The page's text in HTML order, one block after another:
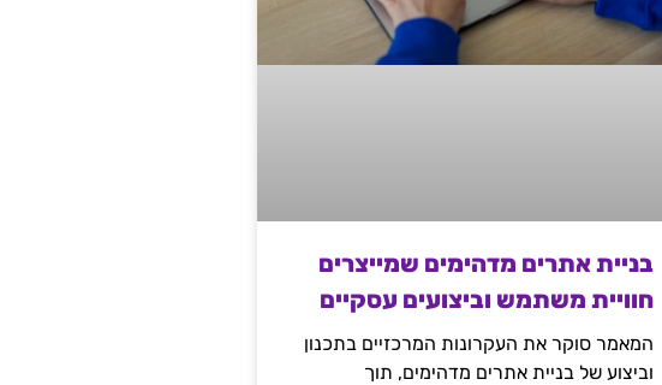
בניית אתרים מדהימים שמייצרים
חוויית משתמש וביצועים עסקיים
המאמר סוקר את העקרונות המרכזיים בתכנון
וביצוע של בניית אתרים מדהימים, תוך